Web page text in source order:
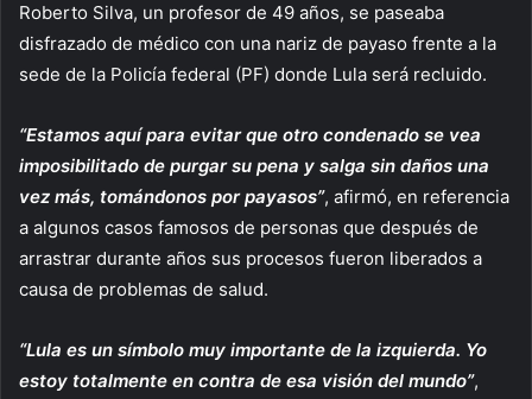
Roberto Silva, un profesor de 49 años, se paseaba
disfrazado de médico con una nariz de payaso frente a la
sede de la Policía federal (PF) donde Lula será recluido.
“Estamos aquí para evitar que otro condenado se vea
imposibilitado de purgar su pena y salga sin daños una
vez más, tomándonos por payasos”, afirmó, en referencia
a algunos casos famosos de personas que después de
arrastrar durante años sus procesos fueron liberados a
causa de problemas de salud.
“Lula es un símbolo muy importante de la izquierda. Yo
estoy totalmente en contra de esa visión del mundo”,